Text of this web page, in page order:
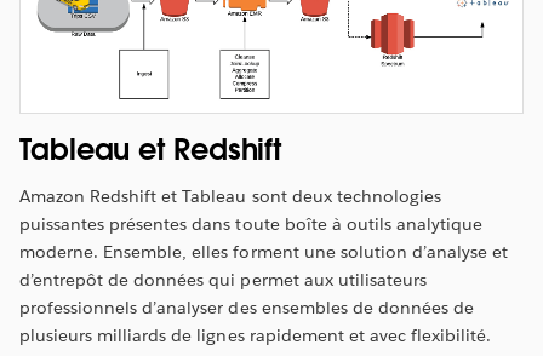
Tableau et Redshift
Amazon Redshift et Tableau sont deux technologies
puissantes présentes dans toute boîte à outils analytique
moderne. Ensemble, elles forment une solution d’analyse et
d’entrepôt de données qui permet aux utilisateurs
professionnels d’analyser des ensembles de données de
plusieurs milliards de lignes rapidement et avec flexibilité.